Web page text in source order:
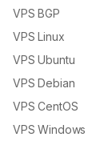
VPS BGP
VPS Linux
VPS Ubuntu
VPS Debian
VPS CentOS
VPS Windows